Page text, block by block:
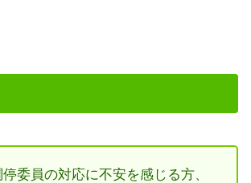
委員の対応に不安を感じる方、